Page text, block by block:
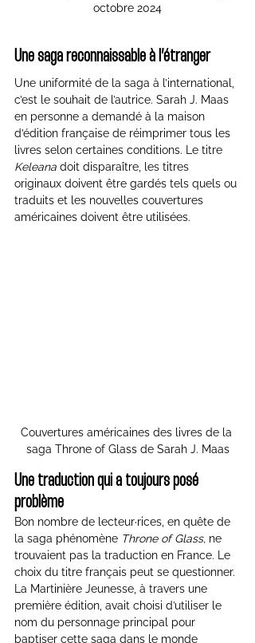
octobre 2024
Une saga reconnaissable à l’étranger
Une uniformité de la saga à l’international,
c’est le souhait de l’autrice. Sarah J. Maas
en personne a demandé à la maison
d’édition française de réimprimer tous les
livres selon certaines conditions. Le titre
Keleana doit disparaître, les titres
originaux doivent être gardés tels quels ou
traduits et les nouvelles couvertures
américaines doivent être utilisées.
Couvertures américaines des livres de la
saga Throne of Glass de Sarah J. Maas
Une traduction qui a toujours posé
problème
Bon nombre de lecteur·rices, en quête de
la saga phénomène Throne of Glass, ne
trouvaient pas la traduction en France. Le
choix du titre français peut se questionner.
La Martinière Jeunesse, à travers une
première édition, avait choisi d’utiliser le
nom du personnage principal pour
baptiser cette saga dans le monde